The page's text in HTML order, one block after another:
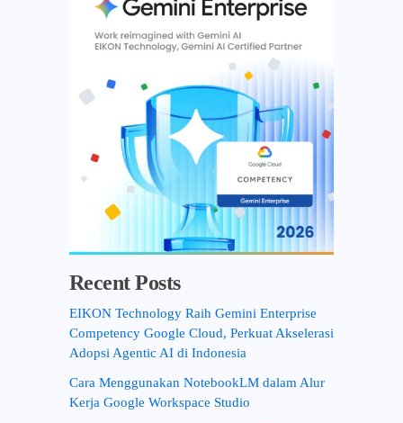
Recent Posts
EIKON Technology Raih Gemini Enterprise
Competency Google Cloud, Perkuat Akselerasi
Adopsi Agentic AI di Indonesia
Cara Menggunakan NotebookLM dalam Alur
Kerja Google Workspace Studio